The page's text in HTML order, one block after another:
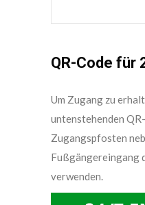
QR-Code für
Um Zugang zu
untenstehenden
Zugangspfosten
Fußgängereingang
verwenden.